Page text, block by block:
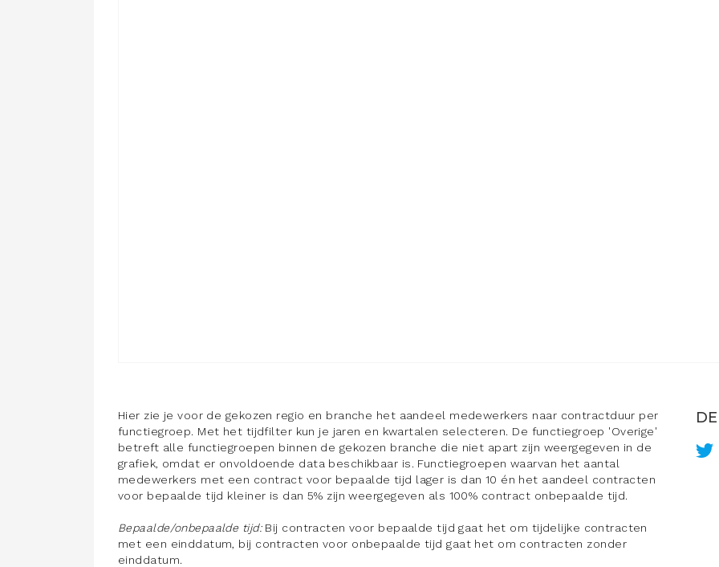
Hier zie je voor de gekozen regio en branche het aandeel medewerkers naar contractduur per
functiegroep. Met het tijdfilter kun je jaren en kwartalen selecteren. De functiegroep 'Overige'
betreft alle functiegroepen binnen de gekozen branche die niet apart zijn weergegeven in de
grafiek, omdat er onvoldoende data beschikbaar is. Functiegroepen waarvan het aantal
medewerkers met een contract voor bepaalde tijd lager is dan 10 én het aandeel contracten
voor bepaalde tijd kleiner is dan 5% zijn weergegeven als 100% contract onbepaalde tijd.
Bepaalde/onbepaalde tijd: Bij contracten voor bepaalde tijd gaat het om tijdelijke contracten
met een einddatum, bij contracten voor onbepaalde tijd gaat het om contracten zonder
einddatum.